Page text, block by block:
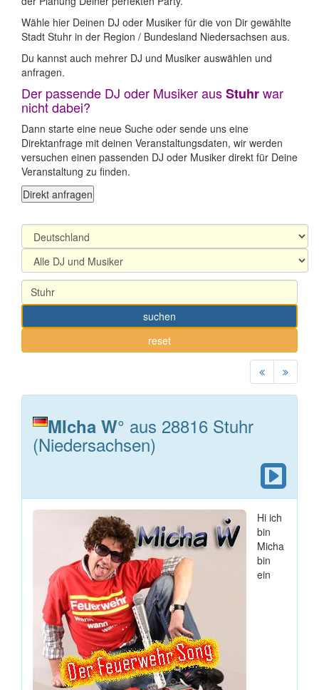
Wähle hier Deinen DJ oder Musiker für die von Dir gewählte
Stadt Stuhr in der Region / Bundesland Niedersachsen aus.
Du kannst auch mehrer DJ und Musiker auswählen und
anfragen.
Der passende DJ oder Musiker ausStuhrwar
nicht dabei?
Dann starte eine neue Suche oder sende uns eine
Direktanfrage mit deinen Veranstaltungsdaten, wir werden
versuchen einen passenden DJ oder Musiker direkt für Deine
Veranstaltung zu finden.
Direkt anfragen
suchen
reset
MIcha W° aus 28816 Stuhr
(Niedersachsen)
Hi ich
bin
Micha
bin
ein